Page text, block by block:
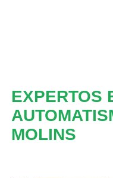
EXPERTOS
MOLINS